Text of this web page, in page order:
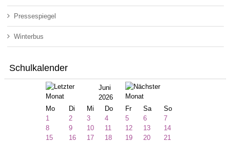
Pressespiegel
Winterbus
Schulkalender
Juni
2026
Mo
Di Mi Do Fr Sa
So
1
2 3 4 5 6
7
8
9 10 11 12 13
14
15
16 17 18 19 20
21